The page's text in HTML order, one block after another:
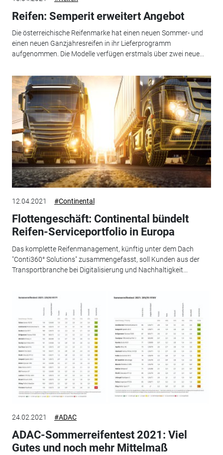
Reifen: Semperit erweitert Angebot
Die österreichische Reifenmarke hat einen neuen Sommer- und
einen neuen Ganzjahresreifen in ihr Lieferprogramm
aufgenommen. Die Modelle verfügen erstmals über zwei neue...
12.04.2021 #Continental
Flottengeschäft: Continental bündelt
Reifen-Serviceportfolio in Europa
Das komplette Reifenmanagement, künftig unter dem Dach
"Conti360° Solutions" zusammengefasst, soll Kunden aus der
Transportbranche bei Digitalisierung und Nachhaltigkeit...
24.02.2021 #ADAC
ADAC-Sommerreifentest 2021: Viel
Gutes und noch mehr Mittelmaß